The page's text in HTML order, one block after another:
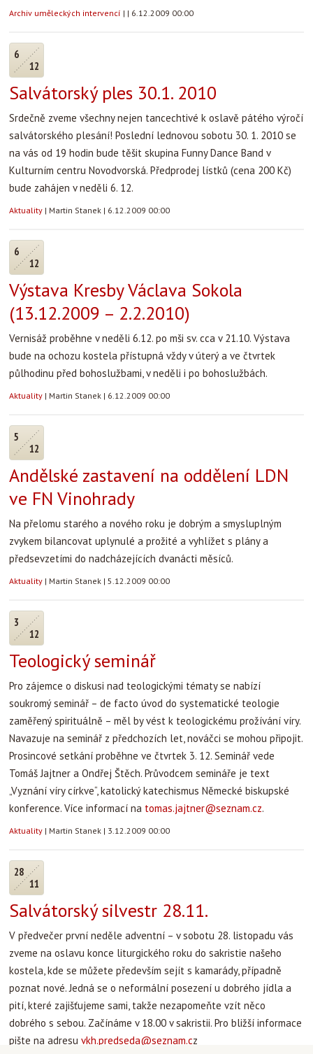
Archiv uměleckých intervencí | | 6.12.2009 00:00
6
12
Salvátorský ples 30.1. 2010
Srdečně zveme všechny nejen tancechtivé k oslavě pátého výročí
salvátorského plesání! Poslední lednovou sobotu 30. 1. 2010 se
na vás od 19 hodin bude těšit skupina Funny Dance Band v
Kulturním centru Novodvorská. Předprodej lístků (cena 200 Kč)
bude zahájen v neděli 6. 12.
Aktuality | Martin Stanek | 6.12.2009 00:00
6
12
Výstava Kresby Václava Sokola
(13.12.2009 – 2.2.2010)
Vernisáž proběhne v neděli 6.12. po mši sv. cca v 21.10. Výstava
bude na ochozu kostela přístupná vždy v úterý a ve čtvrtek
půlhodinu před bohoslužbami, v neděli i po bohoslužbách.
Aktuality | Martin Stanek | 6.12.2009 00:00
5
12
Andělské zastavení na oddělení LDN
ve FN Vinohrady
Na přelomu starého a nového roku je dobrým a smysluplným
zvykem bilancovat uplynulé a prožité a vyhlížet s plány a
předsevzetími do nadcházejících dvanácti měsíců.
Aktuality | Martin Stanek | 5.12.2009 00:00
3
12
Teologický seminář
Pro zájemce o diskusi nad teologickými tématy se nabízí
soukromý seminář – de facto úvod do systematické teologie
zaměřený spirituálně – měl by vést k teologickému prožívání víry.
Navazuje na seminář z předchozích let, nováčci se mohou připojit.
Prosincové setkání proběhne ve čtvrtek 3. 12. Seminář vede
Tomáš Jajtner a Ondřej Štěch. Průvodcem semináře je text
„Vyznání víry církve“, katolický katechismus Německé biskupské
konference. Více informací na tomas.jajtner@seznam.cz.
Aktuality | Martin Stanek | 3.12.2009 00:00
28
11
Salvátorský silvestr 28.11.
V předvečer první neděle adventní – v sobotu 28. listopadu vás
zveme na oslavu konce liturgického roku do sakristie našeho
kostela, kde se můžete především sejít s kamarády, případně
poznat nové. Jedná se o neformální posezení u dobrého jídla a
pití, které zajišťujeme sami, takže nezapomeňte vzít něco
dobrého s sebou. Začínáme v 18.00 v sakristii. Pro bližší informace
pište na adresu vkh.predseda@seznam.cz